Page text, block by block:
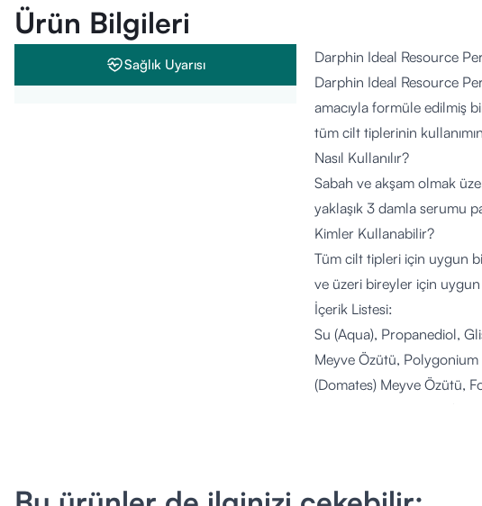
Ürün Bilgileri
Sağlık Uyarısı
Darphin Ideal Resource
Darphin Ideal Resource
amacıyla formüle edilmiş
tüm cilt tiplerinin
Nasıl Kullanılır?
Sabah ve akşam olmak
yaklaşık 3 damla serumu
Kimler Kullanabilir?
Tüm cilt tipleri için uygun
ve üzeri bireyler için
İçerik Listesi:
Su (Aqua), Propanediol,
Meyve Özütü,
(Domates) Meyve Özütü,
Menyanthes Trifoliata